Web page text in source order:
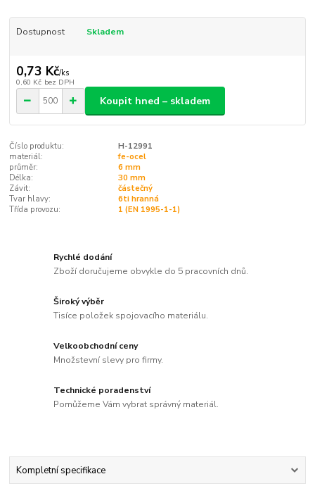
Dostupnost Skladem
0,73 Kč/ks
0,60 Kč bez DPH
Koupit hned – skladem
Číslo produktu:
H-12991
materiál:
fe-ocel
průměr:
6 mm
Délka:
30 mm
Závit:
částečný
Tvar hlavy:
6ti hranná
Třída provozu:
1 (EN 1995-1-1)
Rychlé dodání
Zboží doručujeme obvykle do 5 pracovních dnů.
Široký výběr
Tisíce položek spojovacího materiálu.
Velkoobchodní ceny
Množstevní slevy pro firmy.
Technické poradenství
Pomůžeme Vám vybrat správný materiál.
Kompletní specifikace